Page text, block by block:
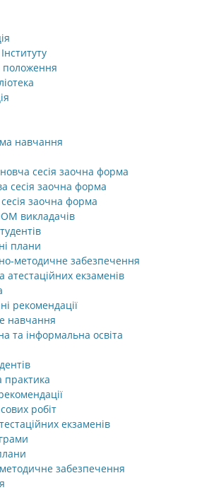
положення
навчання
сесія заочна форма
сесія заочна форма
заочна форма
викладачів
плани
методичне забезпечення
атестаційних екзаменів
рекомендації
навчання
та інформальна освіта
практика
робіт
екзаменів
забезпечення